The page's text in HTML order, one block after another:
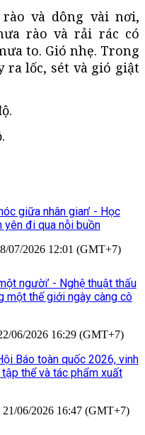
và dông vài nơi,
rào và rải rác có
to. Gió nhẹ. Trong
ra lốc, sét và gió giật
giữa nhân gian’ - Học
yên đi qua nỗi buồn
07/2026 12:01 (GMT+7)
người’ - Nghệ thuật thấu
một thế giới ngày càng cô
06/2026 16:29 (GMT+7)
Báo toàn quốc 2026, vinh
thể và tác phẩm xuất
21/06/2026 16:47 (GMT+7)